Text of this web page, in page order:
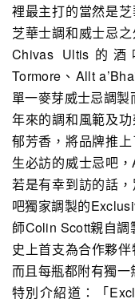
裡最主打的當然是
芝華士調和威士忌
Chivas Ultis的酒
Tormore、Allt
單一麥芽威士忌調
年來的調和風範及
郁芳香，將品牌推
生必訪的威士忌吧
若是有幸到訪的話
吧獨家調製的
師Colin Scott親自
史上首支為合作夥
而且每瓶都附有獨
特別介紹道：「